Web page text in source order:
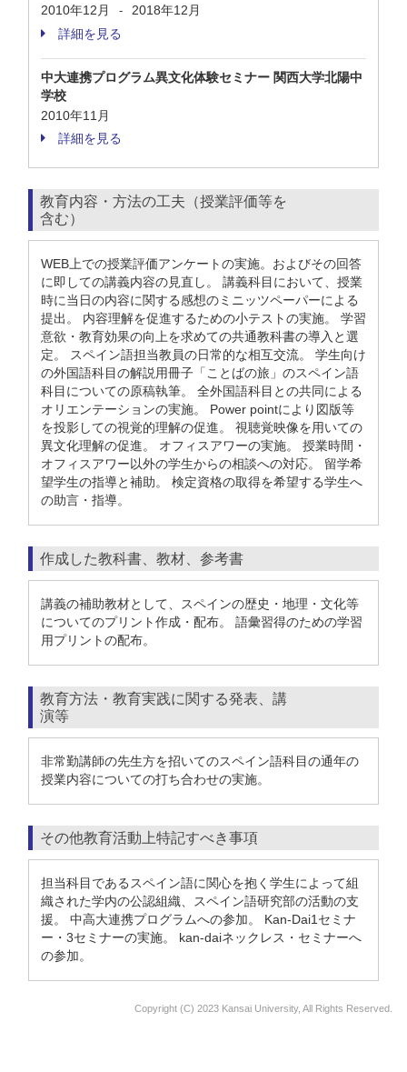
2010年12月
-
2018年12月
詳細を見る
中大連携プログラム異文化体験セミナー 関西大学北陽中
学校
2010年11月
詳細を見る
教育内容・方法の工夫（授業評価等を
含む）
WEB上での授業評価アンケートの実施。およびその回答
に即しての講義内容の見直し。 講義科目において、授業
時に当日の内容に関する感想のミニッツペーパーによる
提出。 内容理解を促進するための小テストの実施。 学習
意欲・教育効果の向上を求めての共通教科書の導入と選
定。 スペイン語担当教員の日常的な相互交流。 学生向け
の外国語科目の解説用冊子「ことばの旅」のスペイン語
科目についての原稿執筆。 全外国語科目との共同による
オリエンテーションの実施。 Power pointにより図版等
を投影しての視覚的理解の促進。 視聴覚映像を用いての
異文化理解の促進。 オフィスアワーの実施。 授業時間・
オフィスアワー以外の学生からの相談への対応。 留学希
望学生の指導と補助。 検定資格の取得を希望する学生へ
の助言・指導。
作成した教科書、教材、参考書
講義の補助教材として、スペインの歴史・地理・文化等
についてのプリント作成・配布。 語彙習得のための学習
用プリントの配布。
教育方法・教育実践に関する発表、講
演等
非常勤講師の先生方を招いてのスペイン語科目の通年の
授業内容についての打ち合わせの実施。
その他教育活動上特記すべき事項
担当科目であるスペイン語に関心を抱く学生によって組
織された学内の公認組織、スペイン語研究部の活動の支
援。 中高大連携プログラムへの参加。 Kan-Dai1セミナ
ー・3セミナーの実施。 kan-daiネックレス・セミナーへ
の参加。
Copyright (C) 2023 Kansai University, All Rights Reserved.